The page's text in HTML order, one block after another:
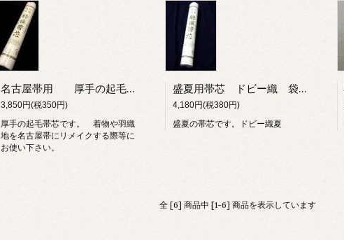
名古屋帯用 厚手の起毛綿帯芯 着物を名古屋帯にする際に！
3,850円(税350円)
厚手の起毛帯芯です。 着物や羽織
地を名古屋帯にリメイクする際等に
お使い下さい。
盛夏用帯芯 ドビー織 袋帯、名古屋帯に
4,180円(税380円)
盛夏の帯芯です。ドビー織夏
全 [6] 商品中 [1-6] 商品を表示しています